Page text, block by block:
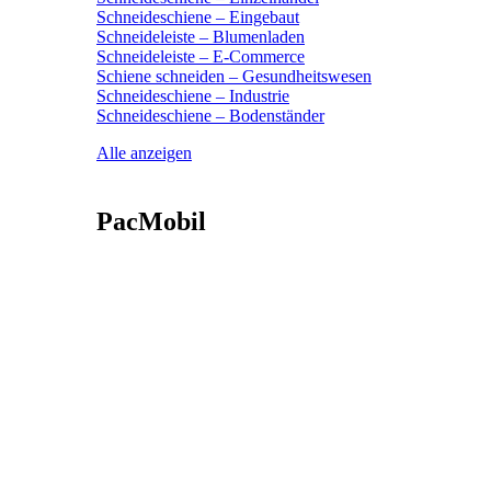
Schneideschiene – Eingebaut
Schneideleiste – Blumenladen
Schneideleiste – E-Commerce
Schiene schneiden – Gesundheitswesen
Schneideschiene – Industrie
Schneideschiene – Bodenständer
Alle anzeigen
PacMobil